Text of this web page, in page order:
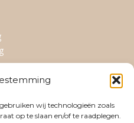
wij technologieën zoals
op te slaan en/of te raadplegen.
09:30-17:30